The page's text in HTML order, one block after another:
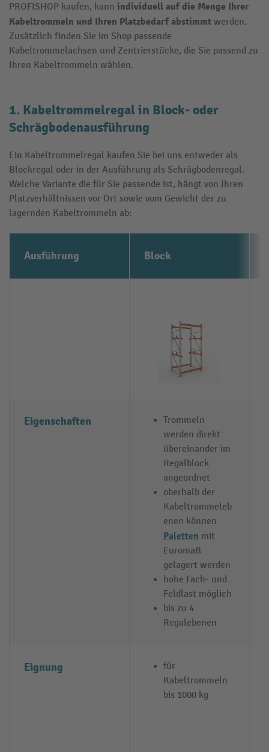
PROFISHOP kaufen, kann individuell auf die Menge Ihrer
Kabeltrommeln und Ihren Platzbedarf abstimmt werden.
Zusätzlich finden Sie im Shop passende
Kabeltrommelachsen und Zentrierstücke, die Sie passend zu
Ihren Kabeltrommeln wählen.
1. Kabeltrommelregal in Block- oder
Schrägbodenausführung
Ein Kabeltrommelregal kaufen Sie bei uns entweder als
Blockregal oder in der Ausführung als Schrägbodenregal.
Welche Variante die für Sie passende ist, hängt von Ihren
Platzverhältnissen vor Ort sowie vom Gewicht der zu
lagernden Kabeltrommeln ab:
Ausführung Block
Eigenschaften
Trommeln
werden direkt
übereinander im
Regalblock
angeordnet
oberhalb der
Kabeltrommeleb
enen können
Paletten mit
Euromaß
gelagert werden
hohe Fach- und
Feldlast möglich
bis zu 4
Regalebenen
Eignung
für
Kabeltrommeln
bis 1000 kg